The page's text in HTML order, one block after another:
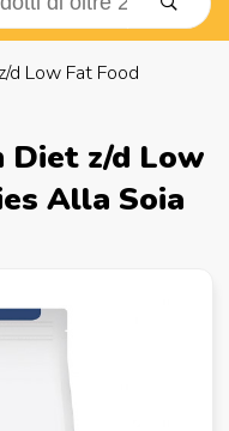
d Low Fat Food
z/d Low
Alla Soia